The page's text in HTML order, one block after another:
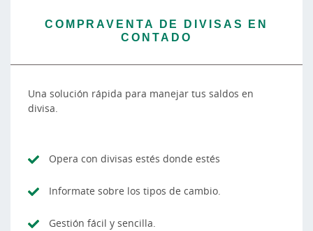
COMPRAVENTA DE DIVISAS EN
CONTADO
Una solución rápida para manejar tus saldos en
divisa.
Opera con divisas estés donde estés
Informate sobre los tipos de cambio.
Gestión fácil y sencilla.